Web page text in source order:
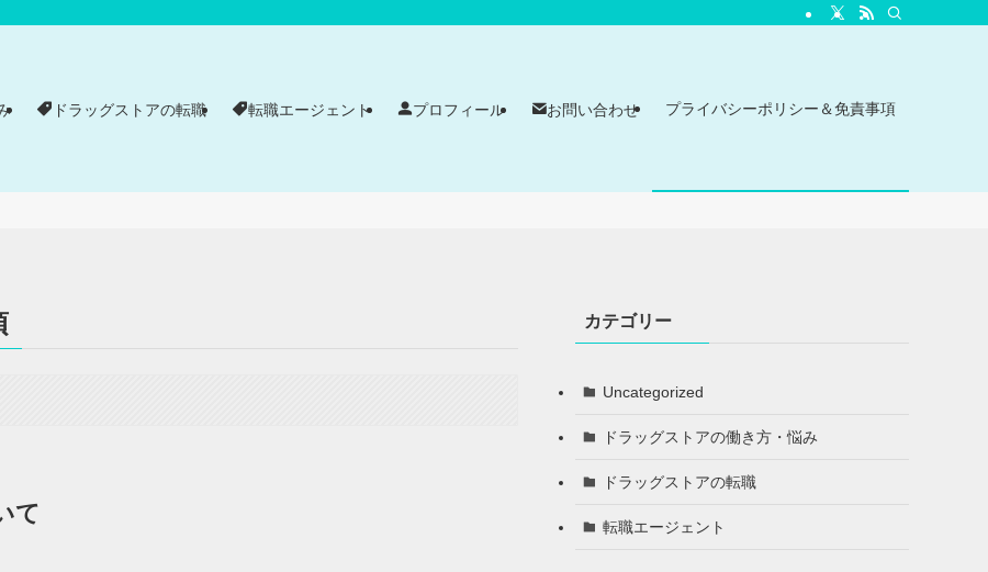
ドラッグストアの転職 転職エージェント プロフィール お問い合わせ プライバシーポリシー＆免責事項
て
カテゴリー
Uncategorized
ドラッグストアの働き方・悩み
ドラッグストアの転職
転職エージェント